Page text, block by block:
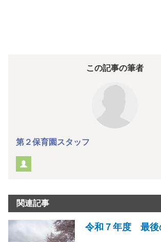
この記事の筆者
第２保育園スタッフ
関連記事
令和７年度 最後